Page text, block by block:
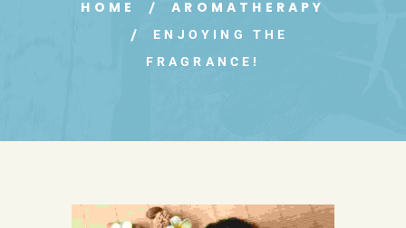
HOME AROMATHERAPY
ENJOYING THE
FRAGRANCE!